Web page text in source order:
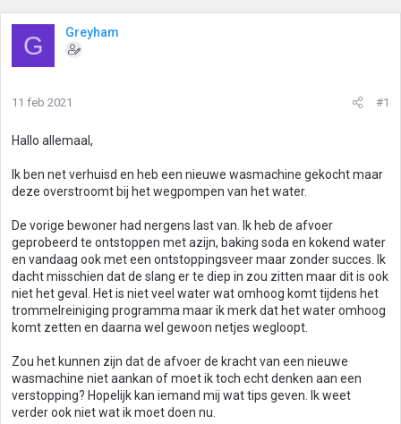
G Greyham
11 feb 2021 #1
Hallo allemaal,
Ik ben net verhuisd en heb een nieuwe wasmachine gekocht maar
deze overstroomt bij het wegpompen van het water.
De vorige bewoner had nergens last van. Ik heb de afvoer
geprobeerd te ontstoppen met azijn, baking soda en kokend water
en vandaag ook met een ontstoppingsveer maar zonder succes. Ik
dacht misschien dat de slang er te diep in zou zitten maar dit is ook
niet het geval. Het is niet veel water wat omhoog komt tijdens het
trommelreiniging programma maar ik merk dat het water omhoog
komt zetten en daarna wel gewoon netjes wegloopt.
Zou het kunnen zijn dat de afvoer de kracht van een nieuwe
wasmachine niet aankan of moet ik toch echt denken aan een
verstopping? Hopelijk kan iemand mij wat tips geven. Ik weet
verder ook niet wat ik moet doen nu.